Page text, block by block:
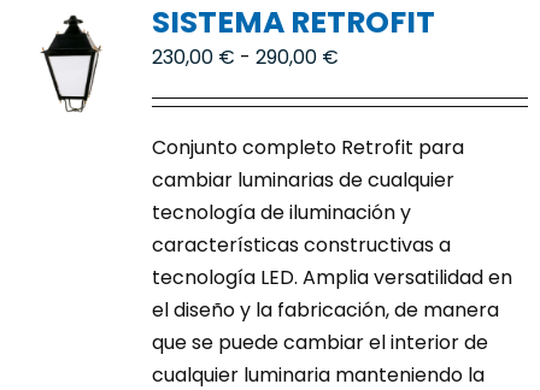
Las
opciones
pueden
elegir
en
la
página
de
producto
SISTEMA RETROFIT
230,00 € - 290,00 €Rango
desde
230,00 €
hasta
290,00 €
Conjunto completo Retrofit para
cambiar luminarias de cualquier
tecnología de iluminación y
características constructivas a
tecnología LED. Amplia versatilidad en
el diseño y la fabricación, de manera
que se puede cambiar el interior de
cualquier luminaria manteniendo la